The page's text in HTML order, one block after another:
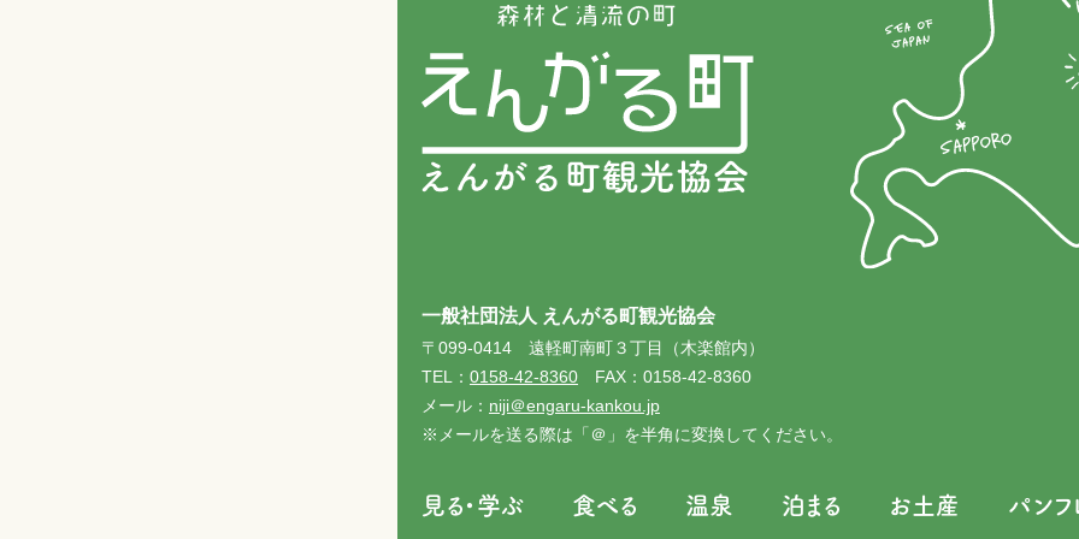
一般社団法人 えんがる町観光協会
〒099-0414 遠軽町南町３丁目（木楽館内）
TEL： 0158-42-8360 FAX：0158-42-8360
メール： niji＠engaru-kankou.jp
※メールを送る際は「＠」を半角に変換してください。
見る・学ぶ 食べる 温泉 泊まる お土産 パンフ